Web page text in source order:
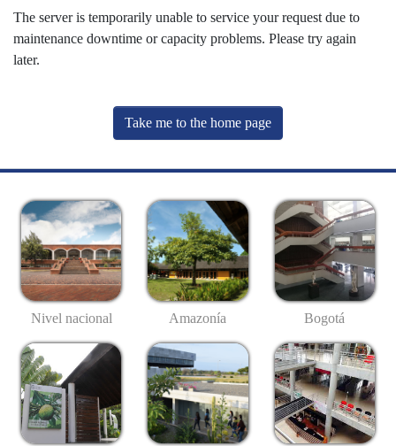
The server is temporarily unable to service your request due to
maintenance downtime or capacity problems. Please try again
later.
Take me to the home page
Nivel nacional Amazonía Bogotá